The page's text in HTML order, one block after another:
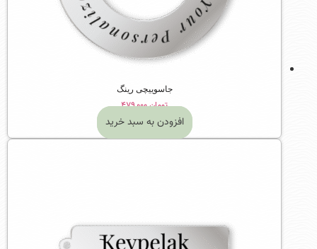
جاسوییچی رینگ
تومان۴۷۹,۰۰۰
افزودن به سبد خرید